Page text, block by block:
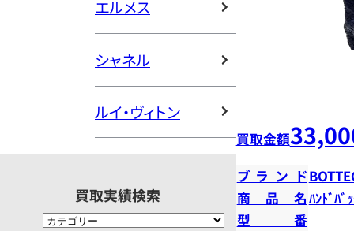
エルメス
シャネル
ルイ・ヴィトン
買取実績検索
買取金額
ブランド
商品名ﾊﾝﾄﾞﾊﾞ
型番